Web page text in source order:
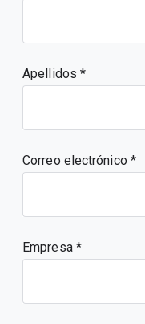
Apellidos
Correo electrónico
Empresa